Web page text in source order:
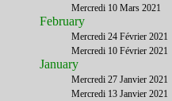
Mercredi 10 Mars 2021
February
Mercredi 24 Février 2021
Mercredi 10 Février 2021
January
Mercredi 27 Janvier 2021
Mercredi 13 Janvier 2021